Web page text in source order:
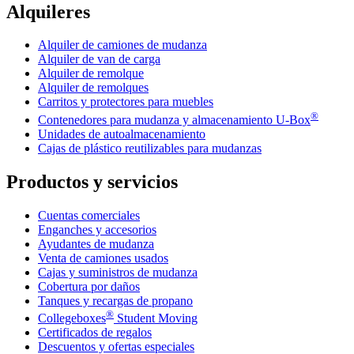
Alquileres
Alquiler de camiones de mudanza
Alquiler de van de carga
Alquiler de remolque
Alquiler de remolques
Carritos y protectores para muebles
Contenedores para mudanza y almacenamiento U-Box®
Unidades de autoalmacenamiento
Cajas de plástico reutilizables para mudanzas
Productos y servicios
Cuentas comerciales
Enganches y accesorios
Ayudantes de mudanza
Venta de camiones usados
Cajas y suministros de mudanza
Cobertura por daños
Tanques y recargas de propano
Collegeboxes® Student Moving
Certificados de regalos
Descuentos y ofertas especiales